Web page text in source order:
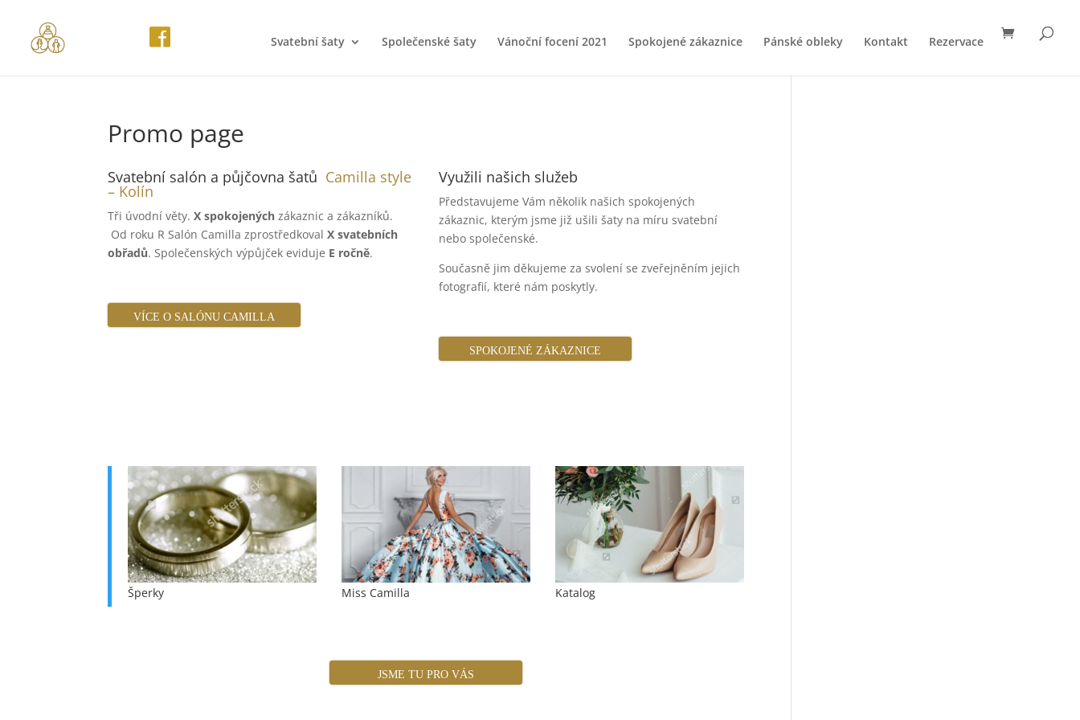
Svatební šaty Společenské šaty Vánoční focení 2021 Spokojené zákaznice Pánské obleky Kontakt Rezervace
Promo page
Svatební salón a půjčovna šatů Camilla style
– Kolín
Tři úvodní věty.X spokojených zákaznic a zákazníků.
Od roku R Salón Camilla zprostředkoval X svatebních
obřadů. Společenských výpůjček eviduje E ročně.
VÍCE O SALÓNU CAMILLA
Využili našich služeb
Představujeme Vám několik našich spokojených
zákaznic, kterým jsme již ušili šaty na míru svatební
nebo společenské.
Současně jim děkujeme za svolení se zveřejněním jejich
fotografií, které nám poskytly.
SPOKOJENÉ ZÁKAZNICE
Šperky Miss Camilla Katalog
JSME TU PRO VÁS